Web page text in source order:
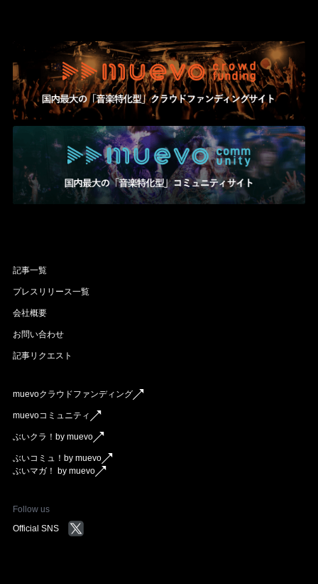
記事一覧
プレスリリース一覧
会社概要
お問い合わせ
記事リクエスト
muevoクラウドファンディング
muevoコミュニティ
ぶいクラ！by muevo
ぶいコミュ！by muevo
ぶいマガ！ by muevo
Follow us
Official SNS